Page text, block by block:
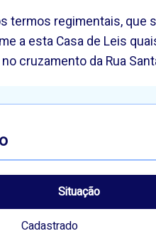
termos regimentais,
a esta Casa de Leis
cruzamento da Rua
Situação
Cadastrado